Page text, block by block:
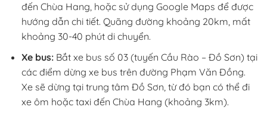
đến Chùa Hang, hoặc sử dụng Google Maps để được
hướng dẫn chi tiết. Quãng đường khoảng 20km, mất
khoảng 30-40 phút di chuyển.
Xe bus:Bắt xe bus số 03 (tuyến Cầu Rào – Đồ Sơn) tại
các điểm dừng xe bus trên đường Phạm Văn Đồng.
Xe sẽ dừng tại trung tâm Đồ Sơn, từ đó bạn có thể đi
xe ôm hoặc taxi đến Chùa Hang (khoảng 3km).